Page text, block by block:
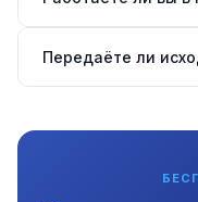
типу услуги,
числе в
Передаёте ли
документацию и